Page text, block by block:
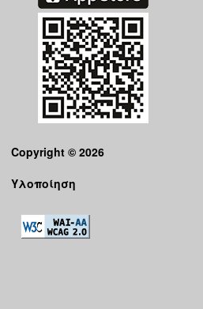
Copyright © 2026
Υλοποίηση